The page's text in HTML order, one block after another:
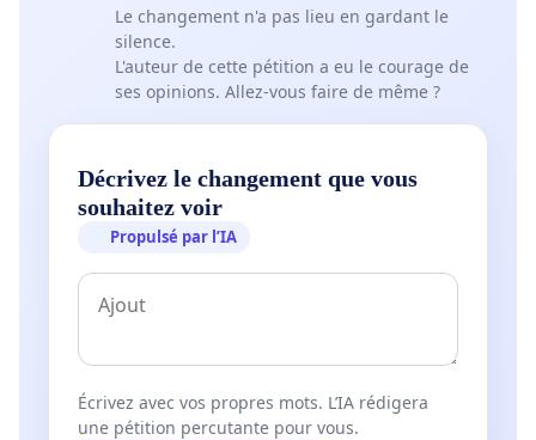
Le changement n'a pas lieu en gardant le
silence.
L'auteur de cette pétition a eu le courage de
ses opinions. Allez-vous faire de même ?
Décrivez le changement que vous
souhaitez voir
Propulsé par l’IA
Écrivez avec vos propres mots. L’IA rédigera
une pétition percutante pour vous.